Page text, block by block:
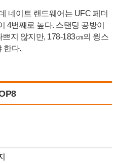
네이트 랜드웨어는 UFC 페더
4번째로 높다. 스탠딩 공방이
지 않지만, 178-183㎝의 윙스
한다.